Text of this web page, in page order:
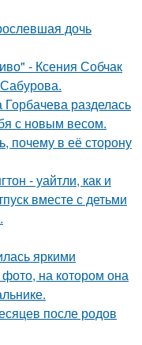
дочь
- Ксения Собчак
разделась
с новым весом.
почему в её сторону
- уайтли, как и
вместе с детьми
яркими
на котором она
после родов